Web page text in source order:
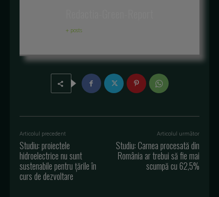
+ posts
Articolul precedent
Studiu: proiectele
hidroelectrice nu sunt
sustenabile pentru țările în
curs de dezvoltare
Articolul următor
Studiu: Carnea procesată din
România ar trebui să fie mai
scumpă cu 62,5%